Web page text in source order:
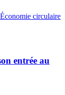
Économie circulaire
entrée au